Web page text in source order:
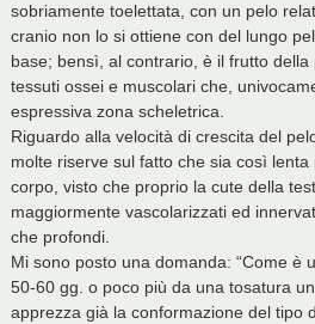
sobriamente toelettata, con un pelo
cranio non lo si ottiene con del lungo
base; bensì, al contrario, è il frutto
tessuti ossei e muscolari che,
espressiva zona scheletrica.
Riguardo alla velocità di crescita del
molte riserve sul fatto che sia così
corpo, visto che proprio la cute della
maggiormente vascolarizzati ed
che profondi.
Mi sono posto una domanda: “Come è
50-60 gg. o poco più da una tosatura
apprezza già la conformazione del tipo